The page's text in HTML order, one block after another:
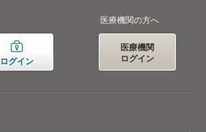
ログイン
医療機関の方へ
医療機関
ログイン